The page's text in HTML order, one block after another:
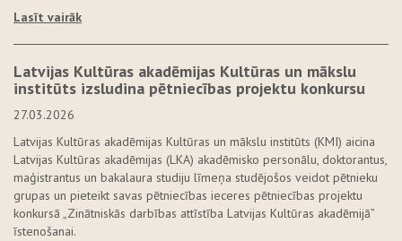
Lasīt vairāk
Latvijas Kultūras akadēmijas Kultūras un mākslu
institūts izsludina pētniecības projektu konkursu
27.03.2026
Latvijas Kultūras akadēmijas Kultūras un mākslu institūts (KMI) aicina
Latvijas Kultūras akadēmijas (LKA) akadēmisko personālu, doktorantus,
maģistrantus un bakalaura studiju līmeņa studējošos veidot pētnieku
grupas un pieteikt savas pētniecības ieceres pētniecības projektu
konkursā „Zinātniskās darbības attīstība Latvijas Kultūras akadēmijā”
īstenošanai.